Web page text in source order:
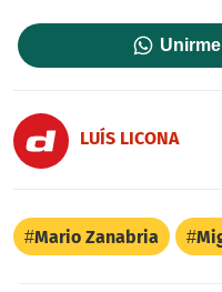
LUÍS LICONA
Mario Zanabria